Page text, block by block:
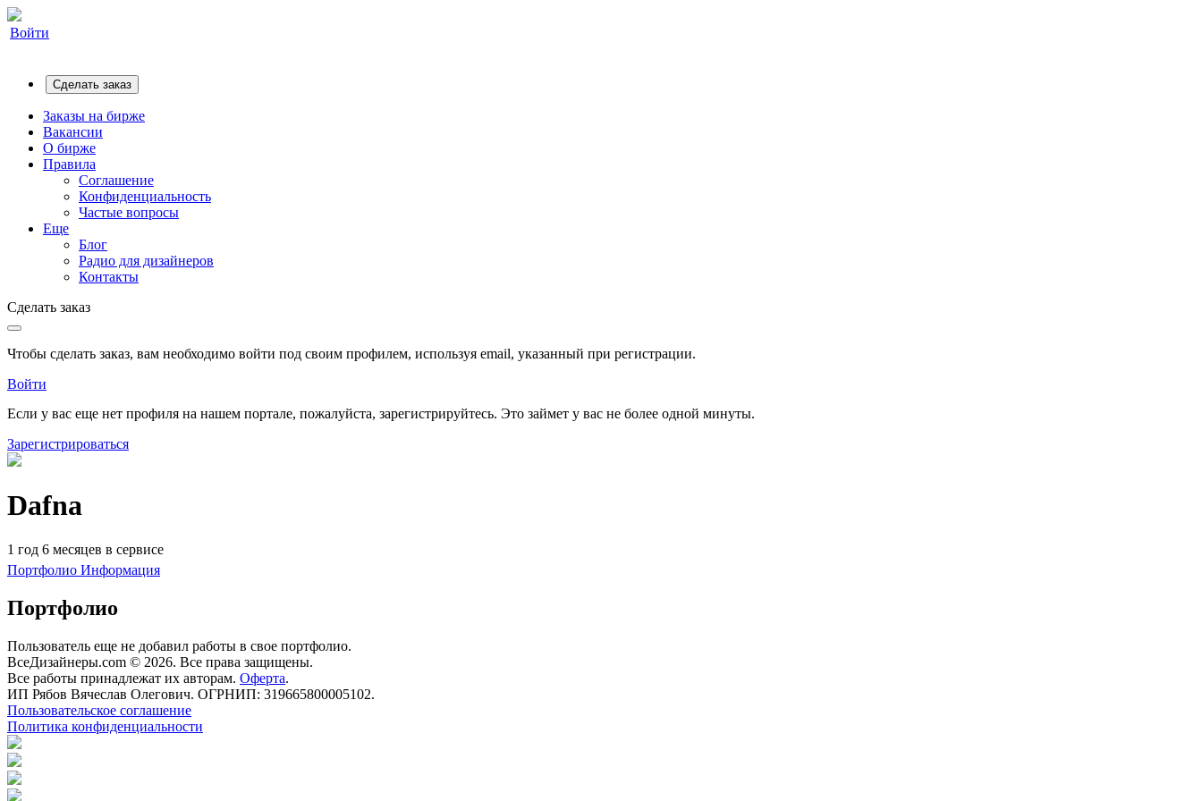
Войти
Сделать заказ
Заказы на бирже
Вакансии
О бирже
Правила
Соглашение
Конфиденциальность
Частые вопросы
Еще
Блог
Радио для дизайнеров
Контакты
Сделать заказ
Чтобы сделать заказ, вам необходимо войти под своим профилем, используя email, указанный при регистрации.
Войти
Если у вас еще нет профиля на нашем портале, пожалуйста, зарегистрируйтесь. Это займет у вас не более одной минуты.
Зарегистрироваться
Dafna
1 год 6 месяцев в сервисе
Портфолио Информация
Портфолио
Пользователь еще не добавил работы в свое портфолио.
ВсеДизайнеры.com © 2026. Все права защищены.
Все работы принадлежат их авторам. Оферта.
ИП Рябов Вячеслав Олегович. ОГРНИП: 319665800005102.
Пользовательское соглашение
Политика конфиденциальности